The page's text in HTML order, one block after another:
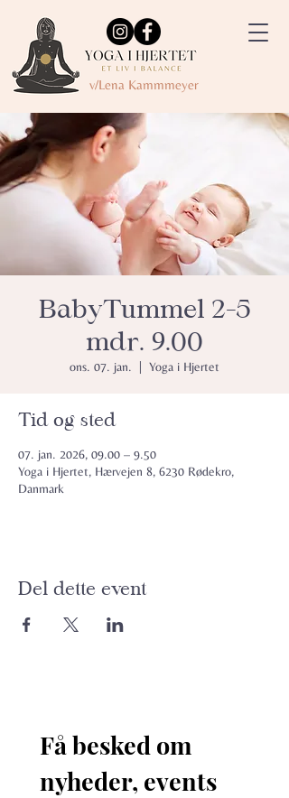
v/Lena Kammmeyer
BabyTummel 2-5
mdr. 9.00
ons. 07. jan. Yoga i Hjertet
Tid og sted
07. jan. 2026, 09.00 – 9.50
Yoga i Hjertet, Hærvejen 8, 6230 Rødekro,
Danmark
Del dette event
Få besked om
nyheder, events